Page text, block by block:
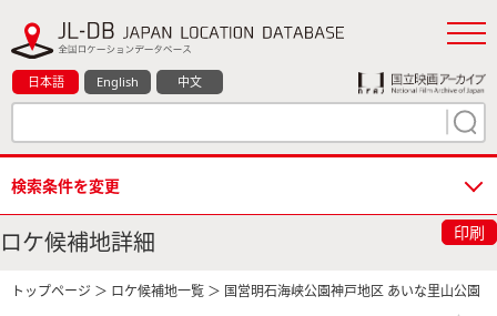
日本語 English 中文
検索条件を変更
ロケ候補地詳細 印刷
トップページ ＞ ロケ候補地一覧 ＞ 国営明石海峡公園神戸地区 あいな里山公園